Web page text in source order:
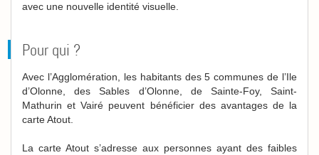
avec une nouvelle identité visuelle.
Pour qui ?
Avec l’Agglomération, les habitants des 5 communes de l’Ile
d’Olonne, des Sables d’Olonne, de Sainte-Foy, Saint-
Mathurin et Vairé peuvent bénéficier des avantages de la
carte Atout.
La carte Atout s’adresse aux personnes ayant des faibles